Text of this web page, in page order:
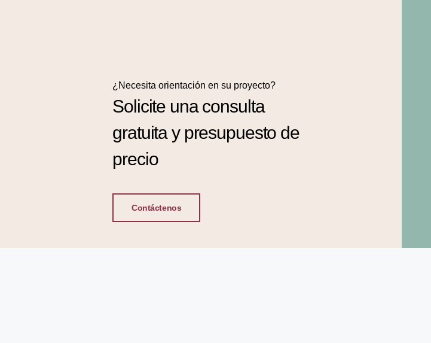
¿Necesita orientación en su proyecto?
Solicite una consulta
gratuita y presupuesto de
precio
Contáctenos